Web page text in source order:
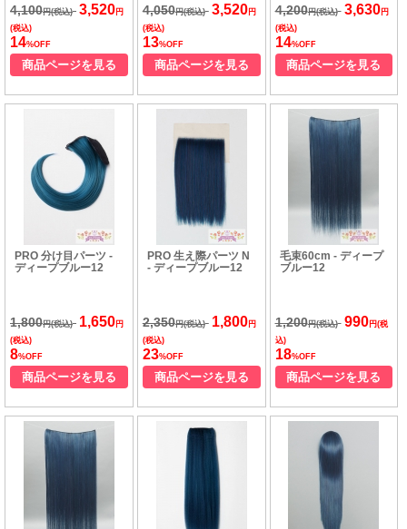
4,100円(税込) 3,520 円
(税込)
14%OFF
商品ページを見る
4,050円(税込) 3,520円
(税込)
13%OFF
商品ページを見る
4,200円(税込) 3,630円
(税込)
14%OFF
商品ページを見る
PRO 分け目パーツ -
ディープブルー12
1,800円(税込) 1,650 円
(税込)
8%OFF
商品ページを見る
PRO 生え際パーツ N
- ディープブルー12
2,350円(税込) 1,800円
(税込)
23%OFF
商品ページを見る
毛束60cm - ディープ
ブルー12
1,200円(税込) 990円(税
込)
18%OFF
商品ページを見る